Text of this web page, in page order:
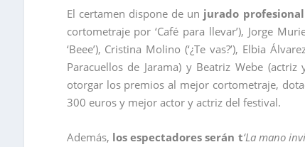
El certamen dispone de un jurado profesional
cortometraje por ‘Café para llevar’), Jorge
‘Beee’), Cristina Molino (‘¿Te vas?’), Elbia
Paracuellos de Jarama) y Beatriz Webe
otorgar los premios al mejor cortometraje,
300 euros y mejor actor y actriz del festival.
Además, los espectadores serán t‘La mano